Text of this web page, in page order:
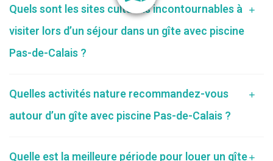
Quels sont les sites culturels incontournables à
visiter lors d’un séjour dans un gîte avec piscine
Pas-de-Calais ?
Quelles activités nature recommandez-vous
autour d’un gîte avec piscine Pas-de-Calais ?
Quelle est la meilleure période pour louer un gîte